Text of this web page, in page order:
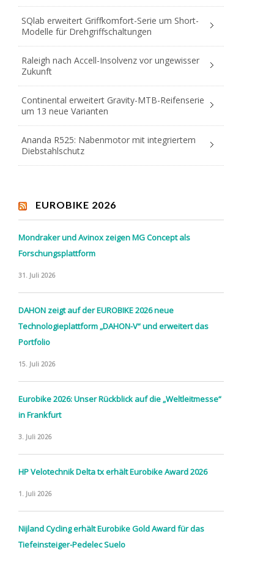
SQlab erweitert Griffkomfort-Serie um Short-
Modelle für Drehgriffschaltungen
Raleigh nach Accell-Insolvenz vor ungewisser
Zukunft
Continental erweitert Gravity-MTB-Reifenserie
um 13 neue Varianten
Ananda R525: Nabenmotor mit integriertem
Diebstahlschutz
EUROBIKE 2026
Mondraker und Avinox zeigen MG Concept als
Forschungsplattform
31. Juli 2026
DAHON zeigt auf der EUROBIKE 2026 neue
Technologieplattform „DAHON-V“ und erweitert das
Portfolio
15. Juli 2026
Eurobike 2026: Unser Rückblick auf die „Weltleitmesse“
in Frankfurt
3. Juli 2026
HP Velotechnik Delta tx erhält Eurobike Award 2026
1. Juli 2026
Nijland Cycling erhält Eurobike Gold Award für das
Tiefeinsteiger-Pedelec Suelo